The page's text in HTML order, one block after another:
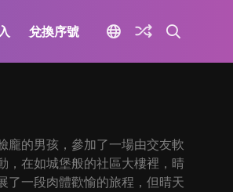
兌換序號
龐的男孩，參加了一場由交友軟
，在如城堡般的社區大樓裡，晴
了一段肉體歡愉的旅程，但晴天